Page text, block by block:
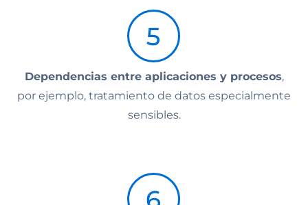
Dependencias entre aplicaciones y procesos,
por ejemplo, tratamiento de datos especialmente
sensibles.